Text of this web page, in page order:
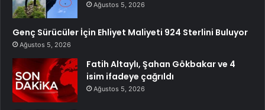
Ağustos 5, 2026
Genç Sürücüler İçin Ehliyet Maliyeti 924 Sterlini Buluyor
Ağustos 5, 2026
Fatih Altaylı, Şahan Gökbakar ve 4
isim ifadeye çağrıldı
Ağustos 5, 2026